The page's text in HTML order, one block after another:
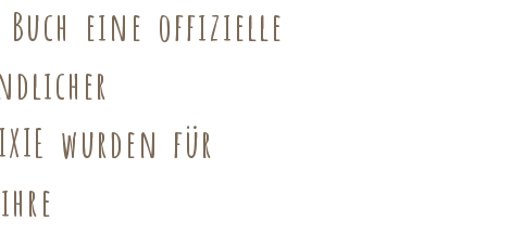
eine offizielle
wurden für